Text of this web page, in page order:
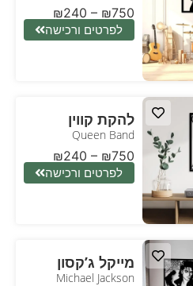
₪240 – ₪750
לפרטים ורכישה
להקת קווין
Queen Band
₪240 – ₪750
לפרטים ורכישה
מייקל ג’קסון
Michael Jackson